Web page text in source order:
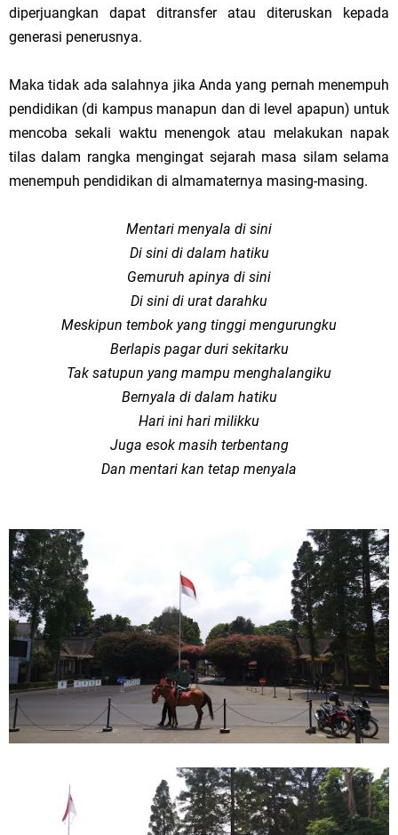
diperjuangkan dapat ditransfer atau diteruskan kepada
generasi penerusnya.
Maka tidak ada salahnya jika Anda yang pernah menempuh
pendidikan (di kampus manapun dan di level apapun) untuk
mencoba sekali waktu menengok atau melakukan napak
tilas dalam rangka mengingat sejarah masa silam selama
menempuh pendidikan di almamaternya masing-masing.
Mentari menyala di sini
Di sini di dalam hatiku
Gemuruh apinya di sini
Di sini di urat darahku
Meskipun tembok yang tinggi mengurungku
Berlapis pagar duri sekitarku
Tak satupun yang mampu menghalangiku
Bernyala di dalam hatiku
Hari ini hari milikku
Juga esok masih terbentang
Dan mentari kan tetap menyala